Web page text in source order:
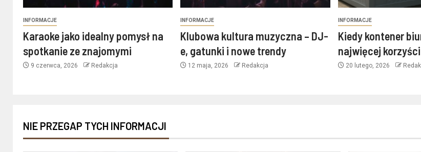
INFORMACJE
Karaoke jako idealny pomysł na
spotkanie ze znajomymi
9 czerwca, 2026 Redakcja
INFORMACJE
Klubowa kultura muzyczna – DJ-
e, gatunki i nowe trendy
12 maja, 2026 Redakcja
INFORMACJE
Kiedy kontener
najwięcej
20 lutego, 2026
NIE PRZEGAP TYCH INFORMACJI